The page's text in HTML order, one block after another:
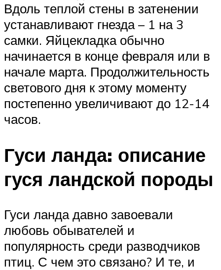
Вдоль теплой стены в затенении
устанавливают гнезда – 1 на 3
самки. Яйцекладка обычно
начинается в конце февраля или в
начале марта. Продолжительность
светового дня к этому моменту
постепенно увеличивают до 12-14
часов.
Гуси ланда: описание
гуся ландской породы
Гуси ланда давно завоевали
любовь обывателей и
популярность среди разводчиков
птиц. С чем это связано? И те, и